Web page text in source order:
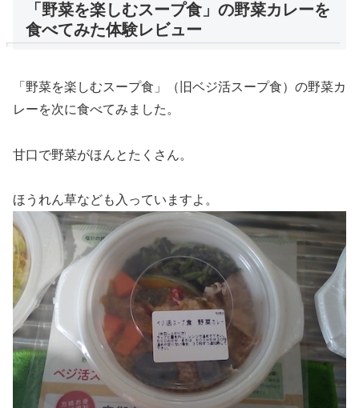
「野菜を楽しむスープ食」の野菜カレーを
食べてみた体験レビュー
「野菜を楽しむスープ食」（旧ベジ活スープ食）の野菜カ
レーを次に食べてみました。
甘口で野菜がほんとたくさん。
ほうれん草なども入っていますよ。